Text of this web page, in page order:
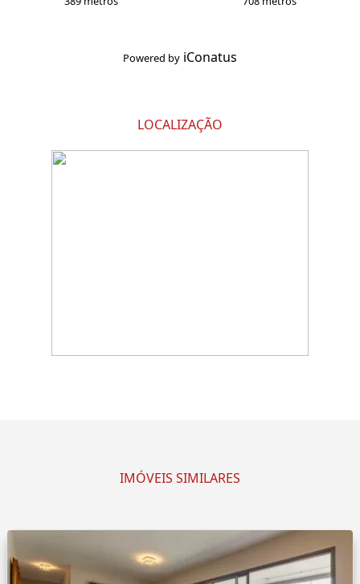
Powered by iConatus
LOCALIZAÇÃO
IMÓVEIS SIMILARES